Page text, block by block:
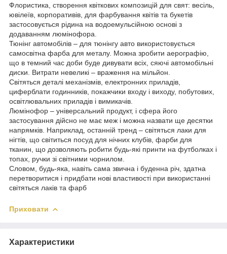
Флористика, створення квіткових композицій для свят: весіль,
ювілеїв, корпоративів, для фарбування квітів та букетів
застосовується рідина на водоемульсійною основі з
додаванням люмінофора.
Тюнінг автомобілів – для тюнінгу авто використовується
самосвітна фарба для металу. Можна зробити аерографію,
що в темний час доби буде дивувати всіх, сяючі автомобільні
диски. Витрати невеликі – враження на мільйон.
Світяться деталі механізмів, електронних приладів,
циферблати годинників, покажчики входу і виходу, побутових,
освітлювальних приладів і вимикачів.
Люмінофор – універсальний продукт, і сфера його
застосування дійсно не має меж і можна назвати ще десятки
напрямків. Наприклад, останній тренд – світяться лаки для
нігтів, що світиться посуд для нічних клубів, фарби для
тканин, що дозволяють робити будь-які принти на футболках і
топах, ручки зі світними чорнилом.
Словом, будь-яка, навіть сама звична і буденна річ, здатна
перетворитися і придбати нові властивості при використанні
світяться лаків та фарб
Приховати
Характеристики